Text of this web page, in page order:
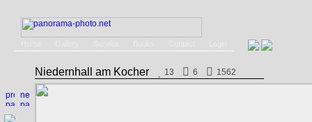
Niedernhall am Kocher 13 6 1562